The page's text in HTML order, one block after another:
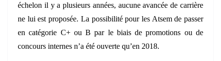
échelon il y a plusieurs années, aucune avancée de carrière
ne lui est proposée. La possibilité pour les Atsem de passer
en catégorie C+ ou B par le biais de promotions ou de
concours internes n’a été ouverte qu’en 2018.